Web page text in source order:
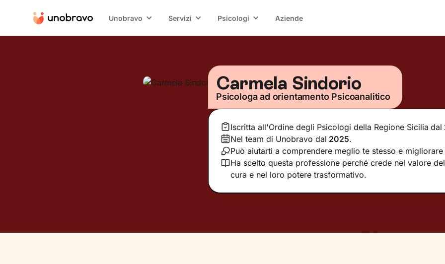
Unobravo Servizi Psicologi Aziende
Carmela Sindorio
Psicologa ad orientamento Psicoanalitico
Iscritta all'Ordine degli Psicologi della Regione Sicilia dal
Nel team di Unobravo dal 2025.
Può aiutarti a comprendere meglio te stesso e
Ha scelto questa professione perché crede nel valore
cura e nel loro potere trasformativo.